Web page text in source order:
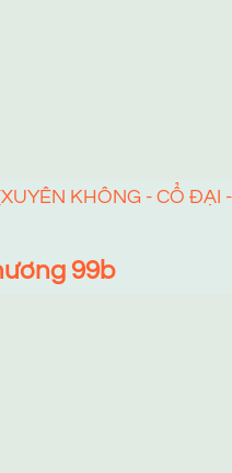
KHÔNG - CỔ ĐẠI -
99b